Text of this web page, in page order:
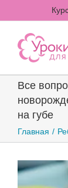
to
content
Все
на губе
Главная